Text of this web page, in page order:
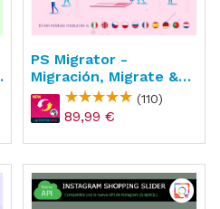
PS Migrator -
Migración, Migrate &
Upgrade
(110)
89,99 €